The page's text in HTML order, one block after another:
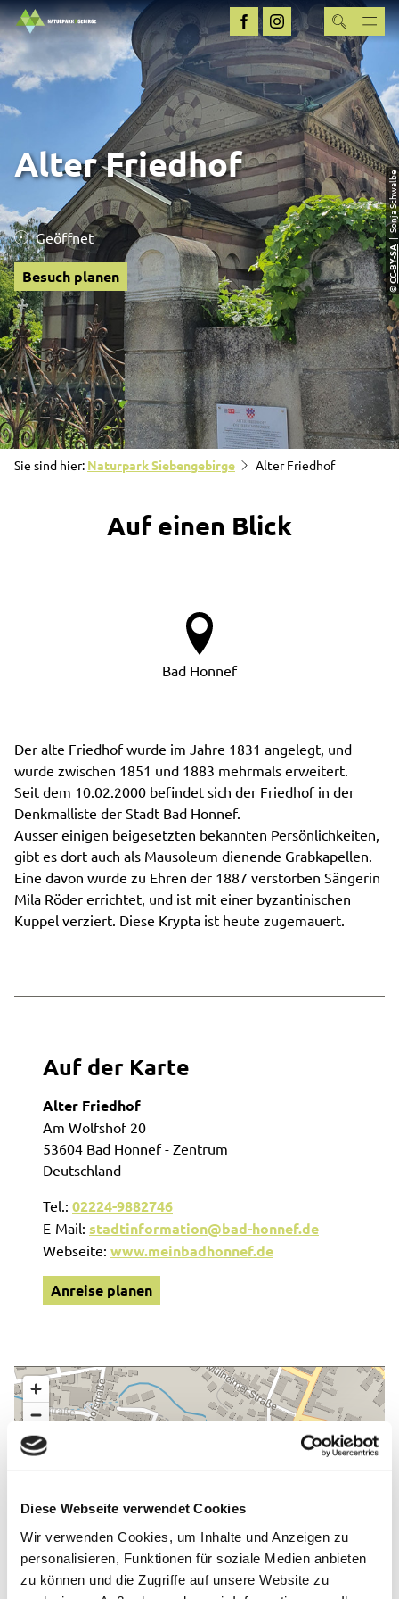
Diese Webseite verwendet Cookies
Wir verwenden Cookies, um Inhalte und Anzeigen zu
personalisieren, Funktionen für soziale Medien anbieten
zu können und die Zugriffe auf unsere Website zu
©
CC-BY-SA
| Sonja Schwalbe
Alter Friedhof
Geöffnet
Besuch planen
Sie sind hier: Naturpark Siebengebirge Alter Friedhof
Auf einen Blick
Bad Honnef
Der alte Friedhof wurde im Jahre 1831 angelegt, und
wurde zwischen 1851 und 1883 mehrmals erweitert.
Seit dem 10.02.2000 befindet sich der Friedhof in der
Denkmalliste der Stadt Bad Honnef.
Ausser einigen beigesetzten bekannten Persönlichkeiten,
gibt es dort auch als Mausoleum dienende Grabkapellen.
Eine davon wurde zu Ehren der 1887 verstorben Sängerin
Mila Röder errichtet, und ist mit einer byzantinischen
Kuppel verziert. Diese Krypta ist heute zugemauert.
Auf der Karte
Alter Friedhof
Am Wolfshof 20
53604 Bad Honnef - Zentrum
Deutschland
Tel.: 02224-9882746
E-Mail: stadtinformation@bad-honnef.de
Webseite: www.meinbadhonnef.de
Anreise planen